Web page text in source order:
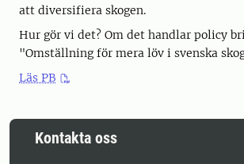
att diversifiera skogen.
Hur gör vi det? Om det handlar policy
"Omställning för mera löv i svenska
Läs PB
Kontakta oss